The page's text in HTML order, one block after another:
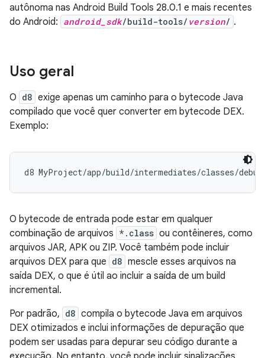
autônoma nas Android Build Tools 28.0.1 e mais recentes
do Android: android_sdk/build-tools/ version/ .
Uso geral
O d8 exige apenas um caminho para o bytecode Java
compilado que você quer converter em bytecode DEX.
Exemplo:
O bytecode de entrada pode estar em qualquer
combinação de arquivos *.class ou contêineres, como
arquivos JAR, APK ou ZIP. Você também pode incluir
arquivos DEX para que d8 mescle esses arquivos na
saída DEX, o que é útil ao incluir a saída de um build
incremental.
Por padrão, d8 compila o bytecode Java em arquivos
DEX otimizados e inclui informações de depuração que
podem ser usadas para depurar seu código durante a